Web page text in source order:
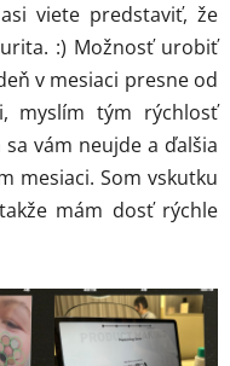
viete predstaviť, že
:) Možnosť urobiť
v mesiaci presne od
myslím tým rýchlosť
vám neujde a ďalšia
mesiaci. Som vskutku
mám dosť rýchle